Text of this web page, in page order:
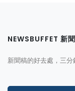
NEWSBUFFET 新
新聞稿的好去處，三